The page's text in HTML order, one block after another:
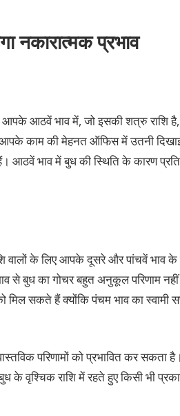
नकारात्मक प्रभाव
आठवें भाव में, जो इसकी शत्रु राशि है,
आपके काम की मेहनत ऑफिस में उतनी
भाव में बुध की स्थिति के कारण
वालों के लिए आपके दूसरे और पांचवें भाव
से बुध का गोचर बहुत अनुकूल परिणाम नहीं
सकते हैं क्योंकि पंचम भाव का स्वामी
परिणामों को प्रभावित कर सकता है।
के वृश्चिक राशि में रहते हुए किसी भी